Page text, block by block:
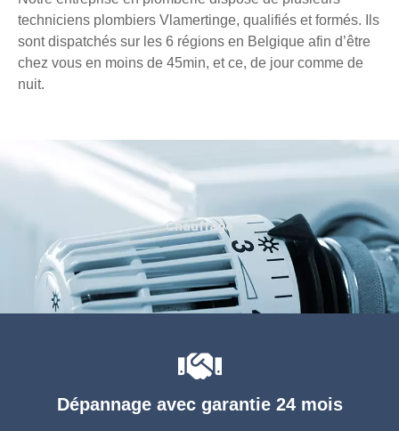
techniciens plombiers Vlamertinge, qualifiés et formés. Ils
sont dispatchés sur les 6 régions en Belgique afin d’être
chez vous en moins de 45min, et ce, de jour comme de
nuit.
Dépannage avec garantie 24 mois
Chauffage